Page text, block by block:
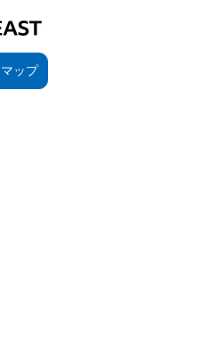
（新しいタブで開きます）
ップ